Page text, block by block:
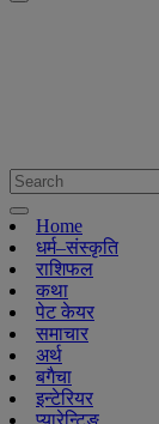
Home
धर्म–संस्कृति
राशिफल
कथा
पेट केयर
समाचार
अर्थ
बगैचा
इन्टेरियर
प्यारेन्टिङ